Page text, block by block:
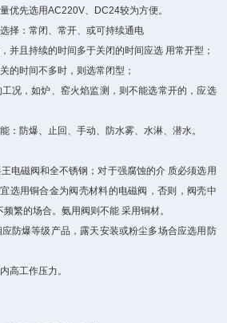
优先选用AC220V、DC24较为方便。
择：常闭、常开、或可持续通电
并且持续的时间多于关闭的时间应选 用常开型；
的时间不多时，则选常闭型；
况，如炉、窑火焰监测，则不能选常开的，应选
：防爆、止回、手动、防水雾、水淋、潜水。
电磁阀和全不锈钢；对于强腐蚀的介 质必须选用
选用铜合金为阀壳材料的电磁阀，否则，阀壳中
繁的场合。氨用阀则不能 采用铜材。
防爆等级产品，露天安装或粉尘多场合应选用防
高工作压力。